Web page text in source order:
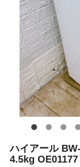
ハイアール
4.5kg OE01177